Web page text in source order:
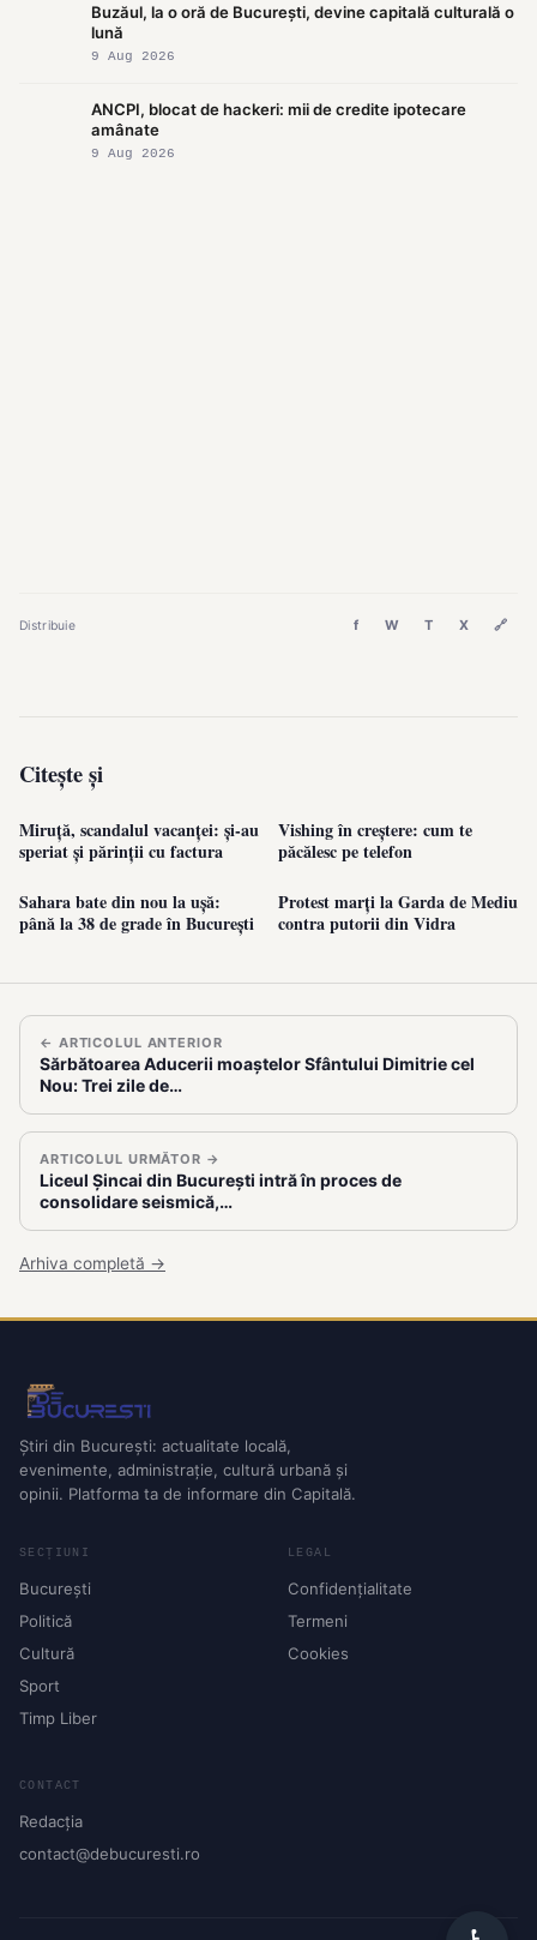
Buzăul, la o oră de București, devine capitală culturală o
lună
9 Aug 2026
ANCPI, blocat de hackeri: mii de credite ipotecare
amânate
9 Aug 2026
Distribuie f W T X 🔗
Citește și
Miruță, scandalul vacanței: și-au
speriat și părinții cu factura
Vishing în creștere: cum te
păcălesc pe telefon
Sahara bate din nou la ușă:
până la 38 de grade în București
Protest marți la Garda de Mediu
contra putorii din Vidra
← ARTICOLUL ANTERIOR
Sărbătoarea Aducerii moaștelor Sfântului Dimitrie cel
Nou: Trei zile de…
ARTICOLUL URMĂTOR →
Liceul Șincai din București intră în proces de
consolidare seismică,…
Arhiva completă →
Știri din București: actualitate locală,
evenimente, administrație, cultură urbană și
opinii. Platforma ta de informare din Capitală.
SECȚIUNI
București
Politică
Cultură
Sport
Timp Liber
LEGAL
Confidențialitate
Termeni
Cookies
CONTACT
Redacția
contact@debucuresti.ro